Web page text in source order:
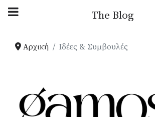
Αρχική Blog
Ιδέες & Συμβουλές
Your Weddings
The Blog
Αρχική Ιδέες & Συμβουλές